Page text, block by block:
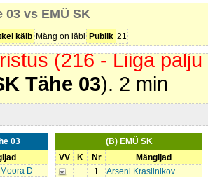
03 vs EMÜ SK
käib Mäng on läbi Publik 21
. Danver Pruuli (
(216 - Liiga
Tähe 03). 2 min
03
D
(B) EMÜ SK
VV
K Nr
Mängijad
1
Arseni Krasilnikov